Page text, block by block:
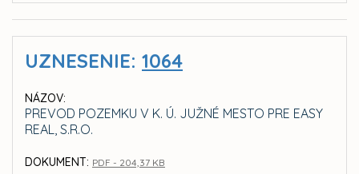
UZNESENIE: 1064
NÁZOV:
PREVOD POZEMKU V K. Ú. JUŽNÉ MESTO PRE EASY
REAL, S.R.O.
DOKUMENT: PDF - 204,37 KB